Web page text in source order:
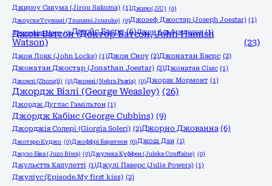
Джироу Сакума (Jirou Sakuma) (1)Джию (JiU) (0)
Джоyске Тсунамі (Tsunami Jousuke) (0)Джозеф Джостар (Joseph Joestar) (1)
Джозефіна Марч (0)Джойс Баєрс (6)Джон Альфредссон (1)
Джон Ватсон (Доктор Ватсон, John Hamish
Watson)
(23)
Джон Локк (John Locke) (1)Джон Сноу (2)Джонатан Баєрс (2)
Джонатан Джостар (Jonathan Joestar) (2)Джонатан Сімс (1)
Джонлі (Zhongli) (0)Джонні (Nekra Psaria) (0)Джорах Мормонт (1)
Джордж Візлі (George Weasley) (26)
Джордж Дуглас Гамільтон (1)
Джордж Кабінс (George Cubbins) (9)
Джорджія Солері (Giorgia Soleri) (2)Джорно Джованна (6)
Джотаро Куджо (0)Джоффрі Баратеон (0)Джош Дан (1)
Джузо Біва (Juzo Biwa) (0)Джулека Куффен (Juleka Couffaine) (0)
Джульєтта Капулетті (1)Джулі Паверс (Julie Powers) (1)
Джуліус (Episode.My first kiss) (2)